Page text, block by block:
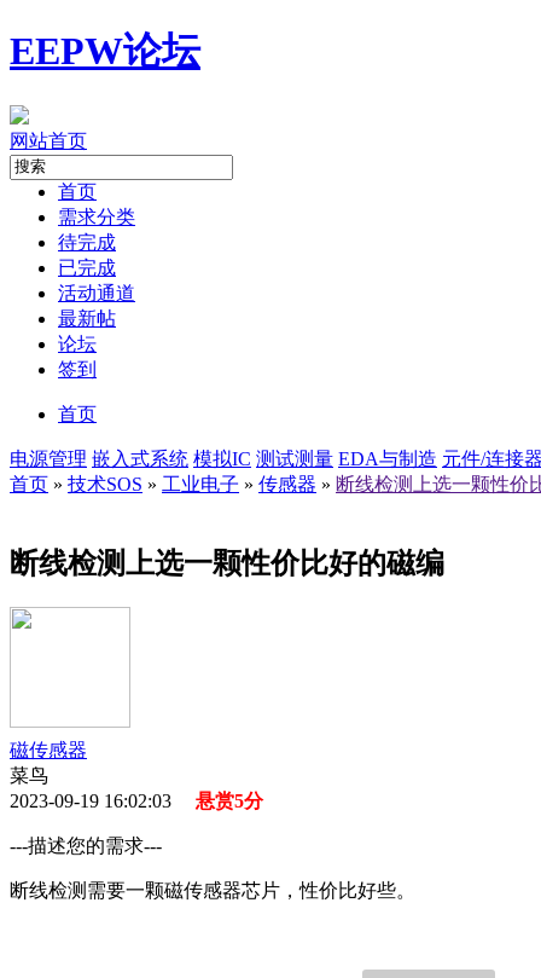
EEPW论坛
网站首页
首页
需求分类
待完成
已完成
活动通道
最新帖
论坛
签到
首页
电源管理 嵌入式系统 模拟IC 测试测量 EDA与制造 元件/连接
首页 » 技术SOS » 工业电子 » 传感器 » 断线检测上选一颗性价
断线检测上选一颗性价比好的磁编
磁传感器
菜鸟
2023-09-19 16:02:03 悬赏5分
---描述您的需求---
断线检测需要一颗磁传感器芯片，性价比好些。